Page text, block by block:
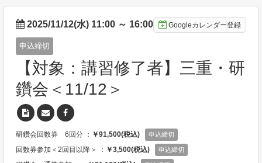
2025/11/12(水) 11:00 ～ 16:00 Googleカレンダー登録
申込締切
【対象：講習修了者】三重・研
鑽会＜11/12＞
研鑽会回数券 6回分 ： ￥91,500(税込) 申込締切
回数券参加＜2回目以降＞ ： ￥3,500(税込) 申込締切